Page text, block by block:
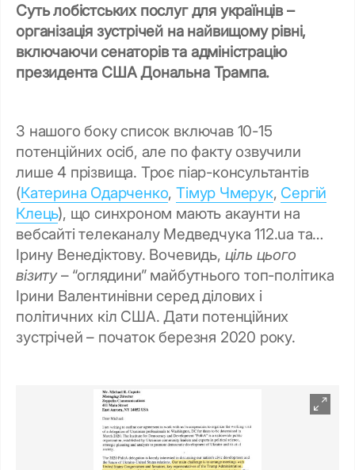
Суть лобістських послуг для українців –
організація зустрічей на найвищому рівні,
включаючи сенаторів та адміністрацію
президента США Дональна Трампа.
З нашого боку список включав 10-15
потенційних осіб, але по факту озвучили
лише 4 прізвища. Троє піар-консультантів
(Катерина Одарченко,Тімур Чмерук, Сергій
Клець), що синхроном мають акаунти на
вебсайті телеканалу Медведчука 112.ua та…
Ірину Венедіктову. Вочевидь, ціль цього
візиту– “оглядини” майбутнього топ-політика
Ірини Валентинівни серед ділових і
політичних кіл США. Дати потенційних
зустрічей – початок березня 2020 року.